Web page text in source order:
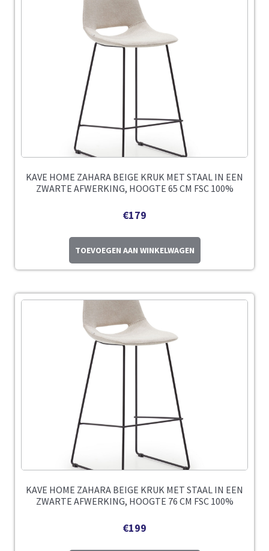
KAVE HOME ZAHARA BEIGE KRUK MET STAAL IN EEN
ZWARTE AFWERKING, HOOGTE 65 CM FSC 100%
€179
TOEVOEGEN AAN WINKELWAGEN
KAVE HOME ZAHARA BEIGE KRUK MET STAAL IN EEN
ZWARTE AFWERKING, HOOGTE 76 CM FSC 100%
€199